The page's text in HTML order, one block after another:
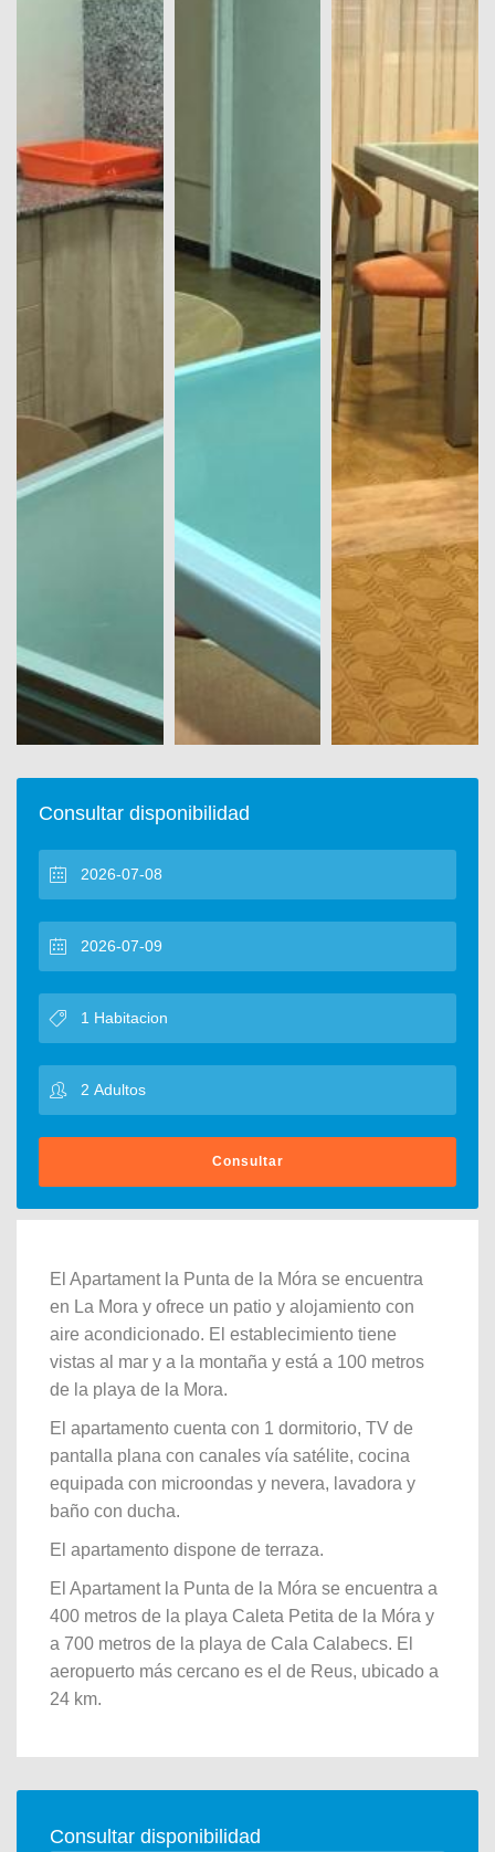
Consultar disponibilidad
Consultar
El Apartament la Punta de la Móra se encuentra
en La Mora y ofrece un patio y alojamiento con
aire acondicionado. El establecimiento tiene
vistas al mar y a la montaña y está a 100 metros
de la playa de la Mora.
El apartamento cuenta con 1 dormitorio, TV de
pantalla plana con canales vía satélite, cocina
equipada con microondas y nevera, lavadora y
baño con ducha.
El apartamento dispone de terraza.
El Apartament la Punta de la Móra se encuentra a
400 metros de la playa Caleta Petita de la Móra y
a 700 metros de la playa de Cala Calabecs. El
aeropuerto más cercano es el de Reus, ubicado a
24 km.
Consultar disponibilidad